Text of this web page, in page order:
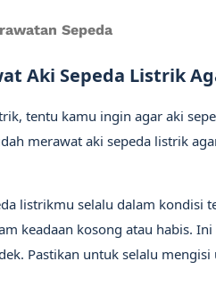
Sepeda
Aki Sepeda Listrik
tentu kamu ingin agar aki
merawat aki sepeda listrik
listrikmu selalu dalam kondisi
keadaan kosong atau habis.
Pastikan untuk selalu